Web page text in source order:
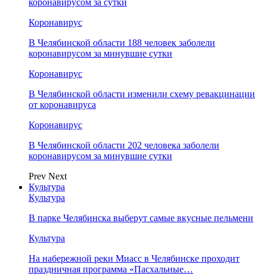
коронавирусом за сутки
Коронавирус
В Челябинской области 188 человек заболели
коронавирусом за минувшие сутки
Коронавирус
В Челябинской области изменили схему ревакцинации
от коронавируса
Коронавирус
В Челябинской области 202 человека заболели
коронавирусом за минувшие сутки
Prev Next
Культура
Культура
В парке Челябинска выберут самые вкусные пельмени
Культура
На набережной реки Миасс в Челябинске проходит
праздничная программа «Пасхальные…